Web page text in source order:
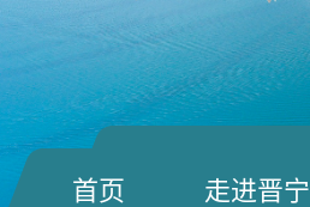
首页 走进晋宁